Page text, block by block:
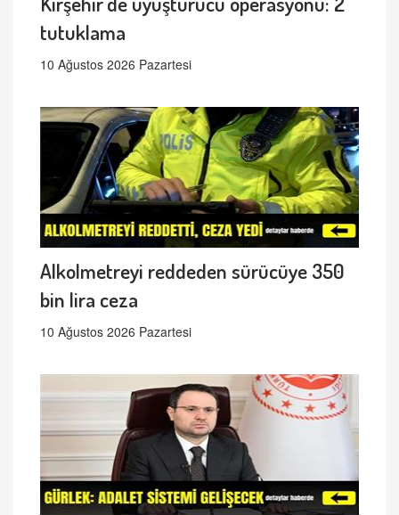
tutuklama
10 Ağustos 2026 Pazartesi
Alkolmetreyi reddeden sürücüye 350
bin lira ceza
10 Ağustos 2026 Pazartesi